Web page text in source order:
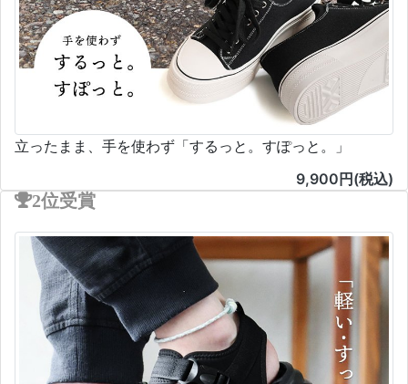
立ったまま、手を使わず「するっと。すぽっと。」
9,900円(税込)
2位受賞